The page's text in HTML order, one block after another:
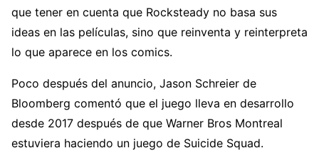
que tener en cuenta que Rocksteady no basa sus
ideas en las películas, sino que reinventa y reinterpreta
lo que aparece en los comics.
Poco después del anuncio, Jason Schreier de
Bloomberg comentó que el juego lleva en desarrollo
desde 2017 después de que Warner Bros Montreal
estuviera haciendo un juego de Suicide Squad.